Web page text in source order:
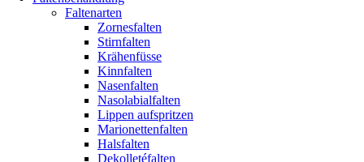
Faltenarten
Zornesfalten
Stirnfalten
Krähenfüsse
Kinnfalten
Nasenfalten
Nasolabialfalten
Lippen aufspritzen
Marionettenfalten
Halsfalten
Dekolletéfalten